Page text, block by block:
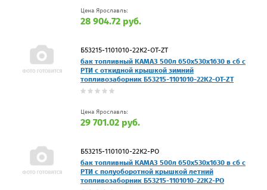
Цена Ярославль:
28 904.72 руб.
Б53215-1101010-22К2-OT-ZT
бак топливный КАМАЗ 500л 650х530х1630 в сб с
РТИ с откидной крышкой зимний
топливозаборник Б53215-1101010-22К2-OT-ZT
Цена Ярославль:
29 701.02 руб.
Б53215-1101010-22К2-PO
бак топливный КАМАЗ 500л 650х530х1630 в сб с
РТИ с полуоборотной крышкой летний
топливозаборник Б53215-1101010-22К2-PO